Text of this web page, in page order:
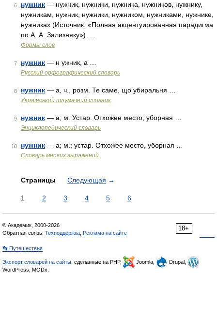
6 нужник — нужник, нужники, нужника, нужников, нужнику,
нужникам, нужник, нужники, нужником, нужниками, нужнике,
нужниках (Источник: «Полная акцентуированная парадигма
по А. А. Зализняку») …
Формы слов
7 нужник — н ужник, а …
Русский орфографический словарь
8 нужник — а, ч., розм. Те саме, що убиральня …
Український тлумачний словник
9 нужник — а; м. Устар. Отхожее место, уборная …
Энциклопедический словарь
10 нужник — а; м.; устар. Отхожее место, уборная …
Словарь многих выражений
Страницы Следующая →
1 2 3 4 5 6
18+
© Академик, 2000-2026
Обратная связь: Техподдержка Реклама на сайте
👣 Путешествия
Экспорт словарей на сайты , сделанные на PHP, Joomla,
Drupal,
WordPress, MODx.